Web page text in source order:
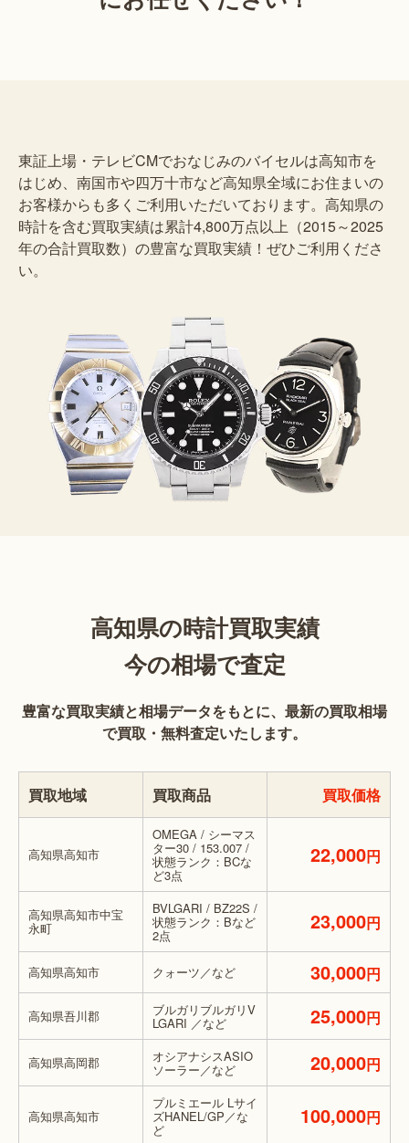
東証上場・テレビCMでおなじみのバイセルは高知市を
はじめ、南国市や四万十市など高知県全域にお住まいの
お客様からも多くご利用いただいております。高知県の
時計を含む買取実績は累計4,800万点以上（2015～2025
年の合計買取数）の豊富な買取実績！ぜひご利用くださ
い。
高知県の時計買取実績
今の相場で査定
豊富な買取実績と相場データをもとに、最新の買取相場
で買取・無料査定いたします。
買取地域 買取商品 買取価格
高知県高知市
OMEGA / シーマス
ター30 / 153.007 /
状態ランク：BCな
ど3点
22,000円
高知県高知市中宝
永町
BVLGARI / BZ22S /
状態ランク：Bなど
2点
23,000円
高知県高知市 クォーツ／など 30,000円
高知県吾川郡 ブルガリブルガリV
LGARI ／など 25,000円
高知県高岡郡 オシアナシスASIO
ソーラー／など 20,000円
高知県高知市
プルミエール Lサイ
ズHANEL/GP／な
ど
100,000円